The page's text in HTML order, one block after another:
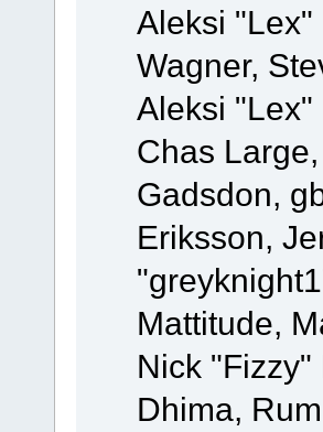
Aleksi "Lex"
Wagner,
Aleksi "Lex"
Chas
Gadsdon,
Eriksson,
Mattitude,
Nick "Fizzy"
Dhima,